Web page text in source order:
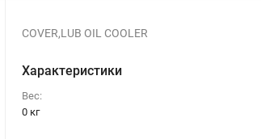
COVER,LUB OIL COOLER
Характеристики
Вес:
0 кг